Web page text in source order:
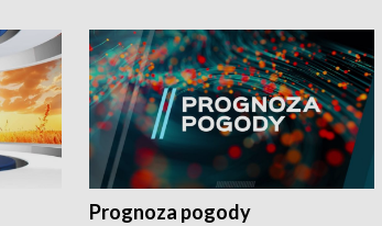
Prognoza pogody